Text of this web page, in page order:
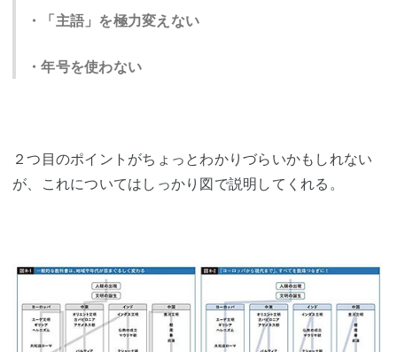
・「主語」を極力変えない
・年号を使わない
２つ目のポイントがちょっとわかりづらいかもしれない
が、これについてはしっかり図で説明してくれる。